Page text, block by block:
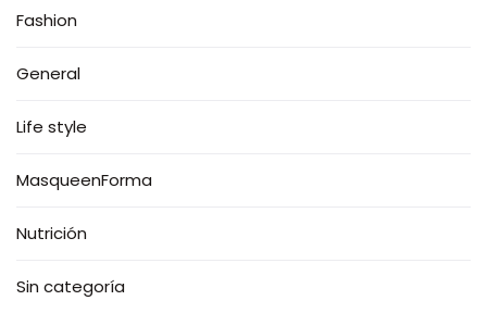
Fashion
General
Life style
MasqueenForma
Nutrición
Sin categoría